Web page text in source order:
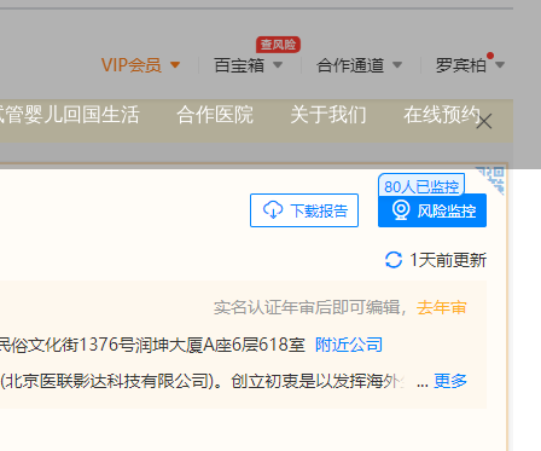
管婴儿回国生活 合作医院 关于我们 在线预约